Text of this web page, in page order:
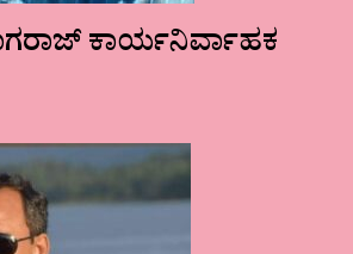
ಕಾರ್ಯನಿರ್ವಾಹಕ